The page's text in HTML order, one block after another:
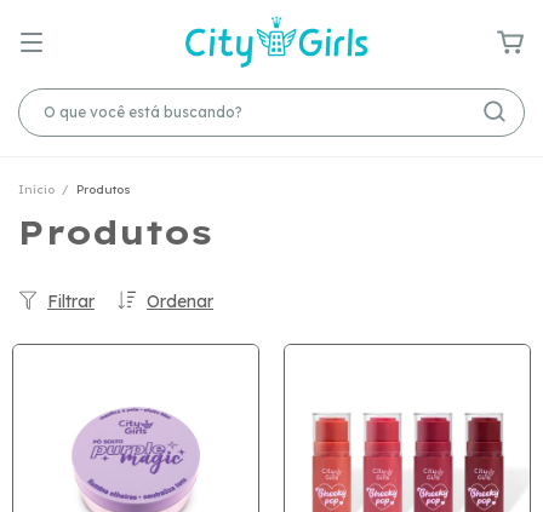
Início / Produtos
Produtos
Ordenar
Filtrar